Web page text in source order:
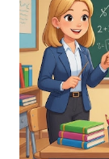
grados de 1° a
Saberes y
Sociedades, y
enfoque
reales, ideales